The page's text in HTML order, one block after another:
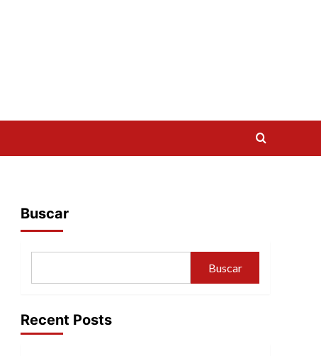
Buscar
Buscar
Recent Posts